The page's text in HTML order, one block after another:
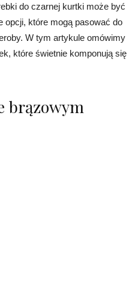
do czarnej kurtki może być
opcji, które mogą pasować do
W tym artykule omówimy
które świetnie komponują się
brązowym